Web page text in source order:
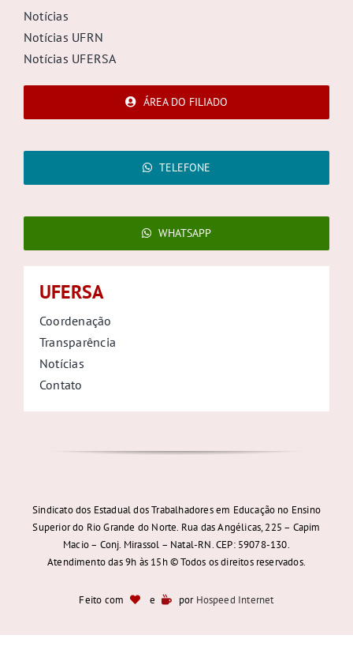
Notícias
Notícias UFRN
Notícias UFERSA
ÁREA DO FILIADO
TELEFONE
WHATSAPP
UFERSA
Coordenação
Transparência
Notícias
Contato
Sindicato dos Estadual dos Trabalhadores em Educação no Ensino
Superior do Rio Grande do Norte. Rua das Angélicas, 225 – Capim
Macio – Conj. Mirassol – Natal-RN. CEP: 59078-130.
Atendimento das 9h às 15h © Todos os direitos reservados.
Feito com e por Hospeed Internet